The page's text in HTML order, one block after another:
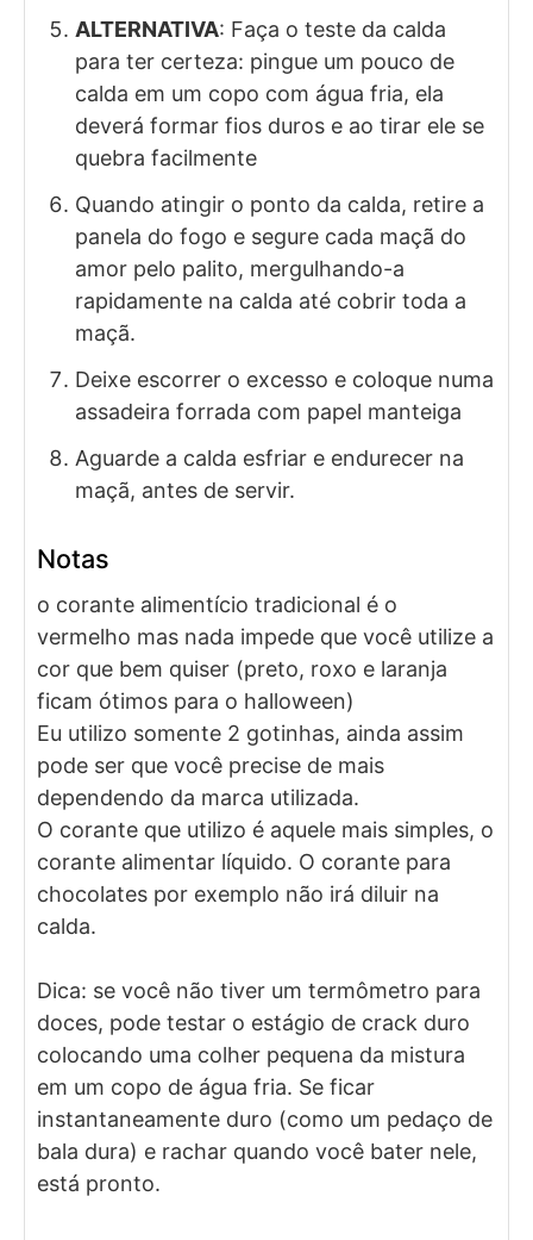
ALTERNATIVA: Faça o teste da calda
para ter certeza: pingue um pouco de
calda em um copo com água fria, ela
deverá formar fios duros e ao tirar ele se
quebra facilmente
Quando atingir o ponto da calda, retire a
panela do fogo e segure cada maçã do
amor pelo palito, mergulhando-a
rapidamente na calda até cobrir toda a
maçã.
Deixe escorrer o excesso e coloque numa
assadeira forrada com papel manteiga
Aguarde a calda esfriar e endurecer na
maçã, antes de servir.
Notas
o corante alimentício tradicional é o
vermelho mas nada impede que você utilize a
cor que bem quiser (preto, roxo e laranja
ficam ótimos para o halloween)
Eu utilizo somente 2 gotinhas, ainda assim
pode ser que você precise de mais
dependendo da marca utilizada.
O corante que utilizo é aquele mais simples, o
corante alimentar líquido. O corante para
chocolates por exemplo não irá diluir na
calda.
Dica: se você não tiver um termômetro para
doces, pode testar o estágio de crack duro
colocando uma colher pequena da mistura
em um copo de água fria. Se ficar
instantaneamente duro (como um pedaço de
bala dura) e rachar quando você bater nele,
está pronto.